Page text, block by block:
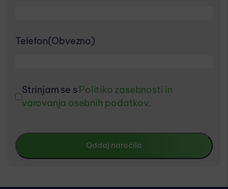
Telefon(Obvezno)
Strinjam se s Politiko zasebnosti in
varovanja osebnih podatkov.